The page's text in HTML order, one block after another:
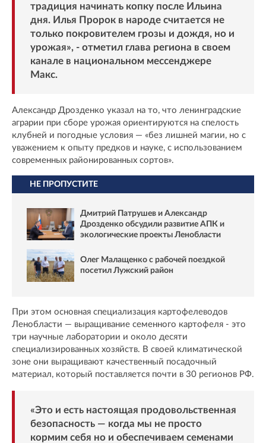
традиция начинать копку после Ильина
дня. Илья Пророк в народе считается не
только покровителем грозы и дождя, но и
урожая», - отметил глава региона в своем
канале в национальном мессенджере
Макс.
Александр Дрозденко указал на то, что ленинградские
аграрии при сборе урожая ориентируются на спелость
клубней и погодные условия — «без лишней магии, но с
уважением к опыту предков и науке, с использованием
современных районированных сортов».
НЕ ПРОПУСТИТЕ
Дмитрий Патрушев и Александр
Дрозденко обсудили развитие АПК и
экологические проекты Ленобласти
Олег Малащенко с рабочей поездкой
посетил Лужский район
При этом основная специализация картофелеводов
Ленобласти — выращивание семенного картофеля - это
три научные лаборатории и около десяти
специализированных хозяйств. В своей климатической
зоне они выращивают качественный посадочный
материал, который поставляется почти в 30 регионов РФ.
«Это и есть настоящая продовольственная
безопасность — когда мы не просто
кормим себя но и обеспечиваем семенами